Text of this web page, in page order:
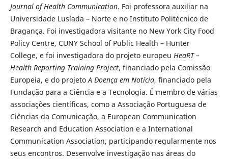
Journal of Health Communication. Foi professora auxiliar na
Universidade Lusíada – Norte e no Instituto Politécnico de
Bragança. Foi investigadora visitante no New York City Food
Policy Centre, CUNY School of Public Health – Hunter
College, e foi investigadora do projeto europeu HeaRT –
Health Reporting Training Project, financiado pela Comissão
Europeia, e do projetoA Doença em Notícia, financiado pela
Fundação para a Ciência e a Tecnologia. É membro de várias
associações científicas, como a Associação Portuguesa de
Ciências da Comunicação, a European Communication
Research and Education Association e a International
Communication Association, participando regularmente nos
seus encontros. Desenvolve investigação nas áreas do